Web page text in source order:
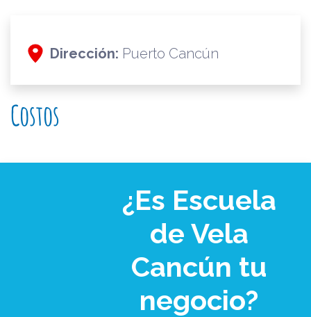
Dirección: Puerto Cancún
Costos
¿Es Escuela
de Vela
Cancún tu
negocio?